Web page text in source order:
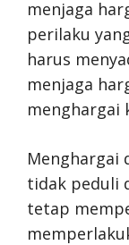
menjaga
perilaku
harus
menjaga
menghargai
Menghargai
tidak peduli
tetap